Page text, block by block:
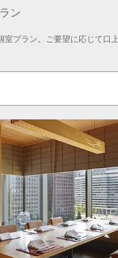
ン
室プラン。ご要望に応じて口